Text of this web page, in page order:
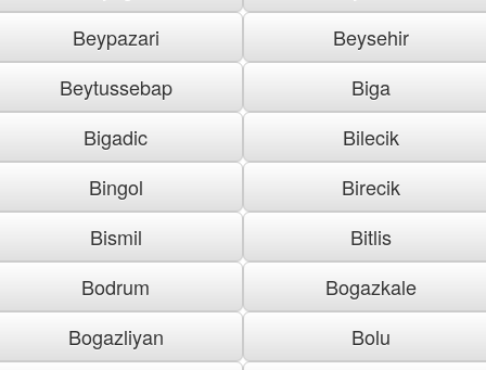
Beypazari
Beysehir
Beytussebap
Biga
Bigadic
Bilecik
Bingol
Birecik
Bismil
Bitlis
Bodrum
Bogazkale
Bogazliyan
Bolu